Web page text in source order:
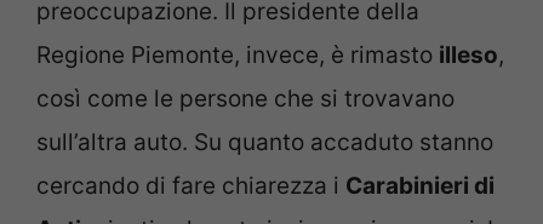
preoccupazione. Il presidente della
Regione Piemonte, invece, è rimasto illeso,
così come le persone che si trovavano
sull’altra auto. Su quanto accaduto stanno
cercando di fare chiarezza i Carabinieri di